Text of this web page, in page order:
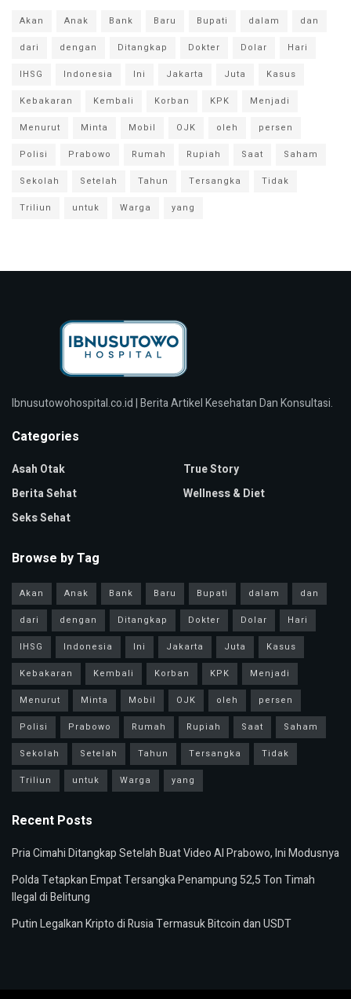
Akan Anak Bank Baru Bupati dalam
dan
dari
dengan Ditangkap Dokter Dolar
Hari
IHSG
Indonesia Ini Jakarta Juta
Kasus
Kebakaran
Kembali Korban KPK
Menjadi
Menurut
Minta Mobil OJK oleh
persen
Polisi
Prabowo Rumah Rupiah Saat
Saham
Sekolah
Setelah Tahun Tersangka
Tidak
Triliun
untuk Warga yang
Ibnusutowohospital.co.id | Berita Artikel Kesehatan Dan Konsultasi.
Categories
Asah Otak
Berita Sehat
Seks Sehat
True Story
Wellness & Diet
Browse by Tag
Akan Anak Bank Baru Bupati dalam
dan
dari
dengan Ditangkap Dokter Dolar
Hari
IHSG
Indonesia Ini Jakarta Juta
Kasus
Kebakaran
Kembali Korban KPK
Menjadi
Menurut
Minta Mobil OJK oleh
persen
Polisi
Prabowo Rumah Rupiah Saat
Saham
Sekolah
Setelah Tahun Tersangka
Tidak
Triliun
untuk Warga yang
Recent Posts
Pria Cimahi Ditangkap Setelah Buat Video AI Prabowo, Ini Modusnya
Polda Tetapkan Empat Tersangka Penampung 52,5 Ton Timah
Ilegal di Belitung
Putin Legalkan Kripto di Rusia Termasuk Bitcoin dan USDT